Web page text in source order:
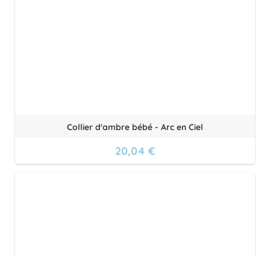
Collier d'ambre bébé - Arc en Ciel
20,04 €